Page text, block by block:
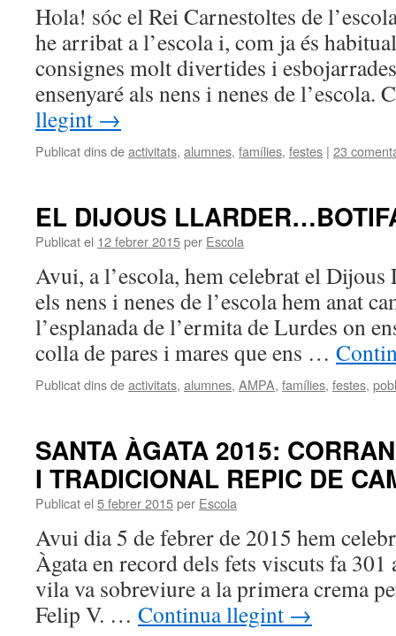
Hola! sóc el Rei Carnestoltes de
he arribat a l’escola i, com ja és
consignes molt divertides i
ensenyaré als nens i nenes de
llegint →
Publicat dins deactivitats, alumnes, famílies, festes | 23
EL DIJOUS
Publicat el 12 febrer 2015per Escola
Avui, a l’escola, hem celebrat el
els nens i nenes de l’escola hem anat
l’esplanada de l’ermita de Lurdes on
colla de pares i mares que ens …
Publicat dins deactivitats, alumnes, AMPA, famílies, festes,
SANTA ÀGATA 2015:
I TRADICIONAL REPIC DE
Publicat el 5 febrer 2015per Escola
Avui dia 5 de febrer de 2015 hem
Àgata en record dels fets viscuts fa 301
vila va sobreviure a la primera crema
Felip V. … Continua llegint →